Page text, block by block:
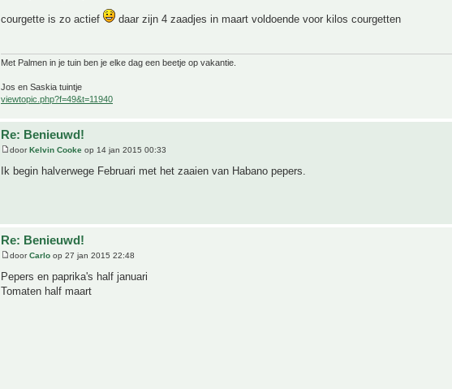
courgette is zo actief daar zijn 4 zaadjes in maart voldoende voor kilos courgetten
Met Palmen in je tuin ben je elke dag een beetje op vakantie.
Jos en Saskia tuintje
viewtopic.php?f=49&t=11940
Re: Benieuwd!
doorKelvin Cooke op 14 jan 2015 00:33
Ik begin halverwege Februari met het zaaien van Habano pepers.
Re: Benieuwd!
doorCarlo op 27 jan 2015 22:48
Pepers en paprika's half januari
Tomaten half maart